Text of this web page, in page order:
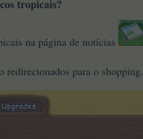
tropicais?
na página de notícias
redirecionados para o shopping.